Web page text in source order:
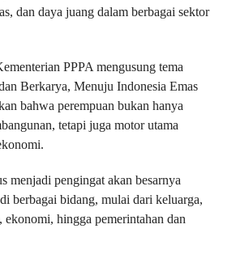
dan daya juang dalam berbagai sektor
PPPA mengusung tema
Berkarya, Menuju Indonesia Emas
bahwa perempuan bukan hanya
tetapi juga motor utama
menjadi pengingat akan besarnya
berbagai bidang, mulai dari keluarga,
ekonomi, hingga pemerintahan dan